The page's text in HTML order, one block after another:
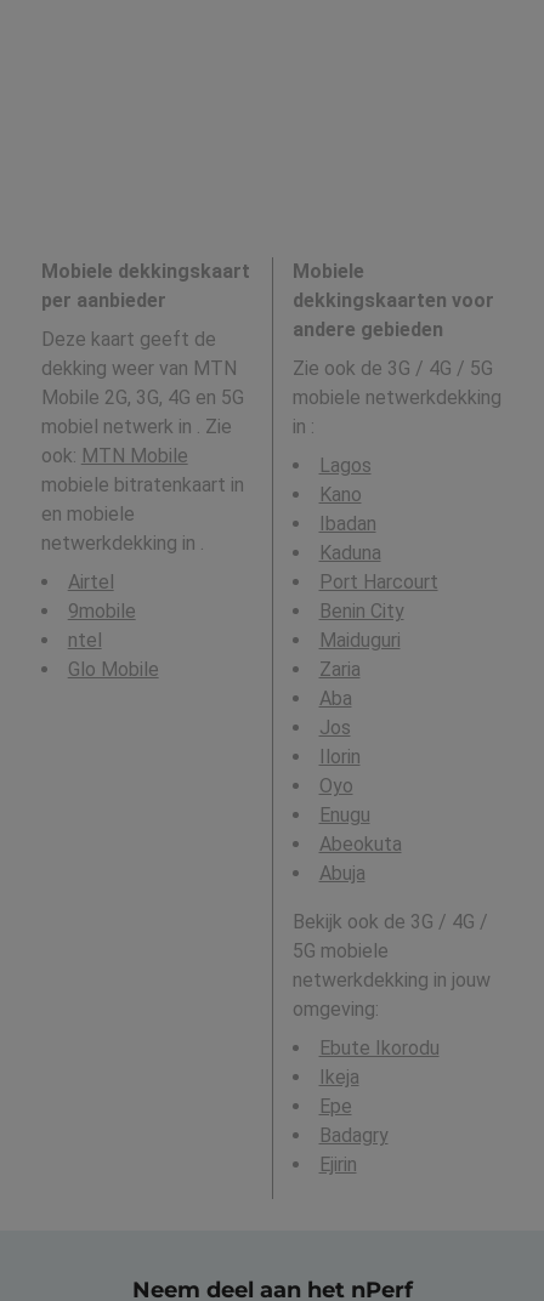
Mobiele dekkingskaart
per aanbieder
Deze kaart geeft de
dekking weer van MTN
Mobile 2G, 3G, 4G en 5G
mobiel netwerk in . Zie
ook: MTN Mobile
mobiele bitratenkaart in
en mobiele
netwerkdekking in .
Airtel
9mobile
ntel
Glo Mobile
Mobiele
dekkingskaarten voor
andere gebieden
Zie ook de 3G / 4G / 5G
mobiele netwerkdekking
in :
Lagos
Kano
Ibadan
Kaduna
Port Harcourt
Benin City
Maiduguri
Zaria
Aba
Jos
Ilorin
Oyo
Enugu
Abeokuta
Abuja
Bekijk ook de 3G / 4G /
5G mobiele
netwerkdekking in jouw
omgeving:
Ebute Ikorodu
Ikeja
Epe
Badagry
Ejirin
Neem deel aan het nPerf